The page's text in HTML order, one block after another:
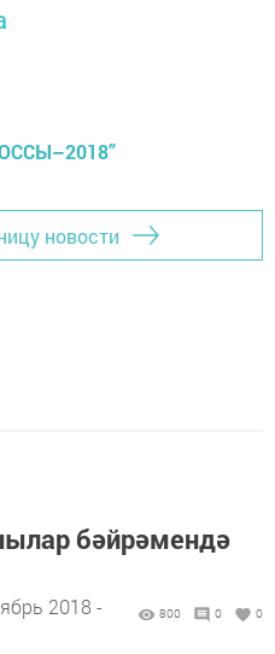
новости
бәйрәмендә
2018 -
800 0 0